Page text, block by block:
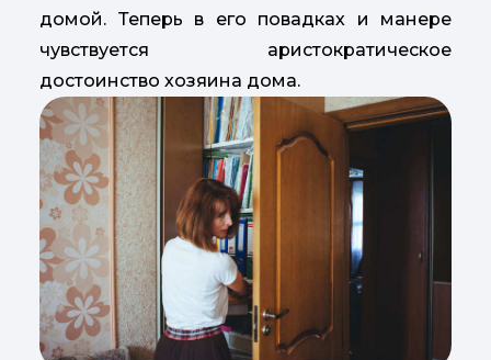
домой. Теперь в его повадках и манере
чувствуется аристократическое
достоинство хозяина дома.